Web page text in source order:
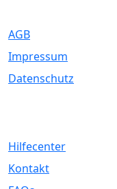
AGB
Impressum
Datenschutz
Hilfecenter
Kontakt